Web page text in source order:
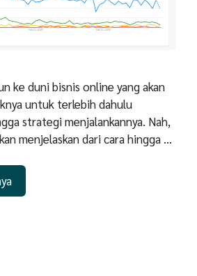
ke duni bisnis online yang akan
untuk terlebih dahulu
strategi menjalankannya. Nah,
menjelaskan dari cara hingga …